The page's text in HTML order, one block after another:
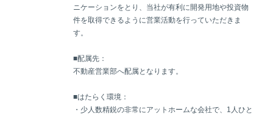
ニケーションをとり、当社が有利に開発用地や投資物
件を取得できるように営業活動を行っていただきま
す。
■配属先：
不動産営業部へ配属となります。
■はたらく環境：
・少人数精鋭の非常にアットホームな会社で、1人ひと